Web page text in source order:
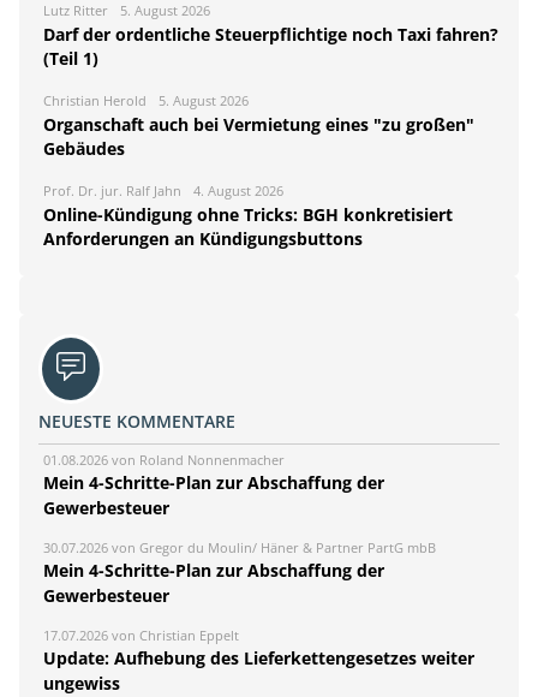
Lutz Ritter 5. August 2026
Darf der ordentliche Steuerpflichtige noch Taxi fahren?
(Teil 1)
Christian Herold 5. August 2026
Organschaft auch bei Vermietung eines "zu großen"
Gebäudes
Prof. Dr. jur. Ralf Jahn 4. August 2026
Online-Kündigung ohne Tricks: BGH konkretisiert
Anforderungen an Kündigungsbuttons
NEUESTE KOMMENTARE
01.08.2026 von Roland Nonnenmacher
Mein 4-Schritte-Plan zur Abschaffung der
Gewerbesteuer
30.07.2026 von Gregor du Moulin/ Häner & Partner PartG mbB
Mein 4-Schritte-Plan zur Abschaffung der
Gewerbesteuer
17.07.2026 von Christian Eppelt
Update: Aufhebung des Lieferkettengesetzes weiter
ungewiss